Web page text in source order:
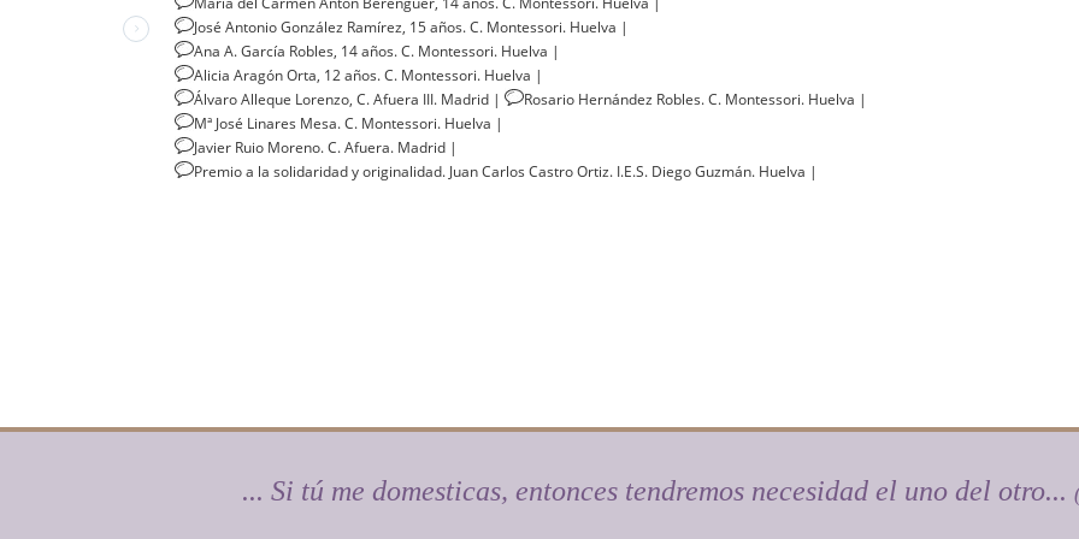
José Antonio González Ramírez, 15 años. C. Montessori. Huelva |
Ana A. García Robles, 14 años. C. Montessori. Huelva |
Alicia Aragón Orta, 12 años. C. Montessori. Huelva |
Álvaro Alleque Lorenzo, C. Afuera III. Madrid | Rosario Hernández Robles. C. Montessori. Huelva |
Mª José Linares Mesa. C. Montessori. Huelva |
Javier Ruio Moreno. C. Afuera. Madrid |
Premio a la solidaridad y originalidad. Juan Carlos Castro Ortiz. I.E.S. Diego Guzmán. Huelva |
... Si tú me domesticas, entonces tendremos necesidad el uno del otro...